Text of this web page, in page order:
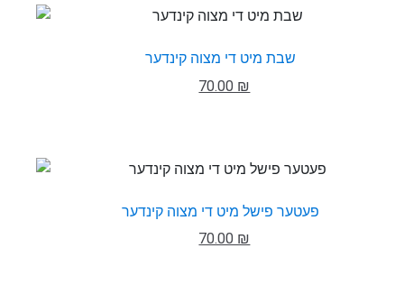
שבת מיט די מצוה קינדער
70.00 ₪
פעטער פישל מיט די מצוה קינדער
70.00 ₪